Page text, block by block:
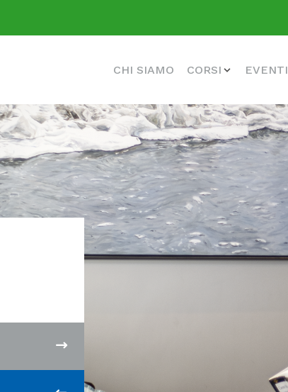
CHI SIAMO CORSI EVENTI